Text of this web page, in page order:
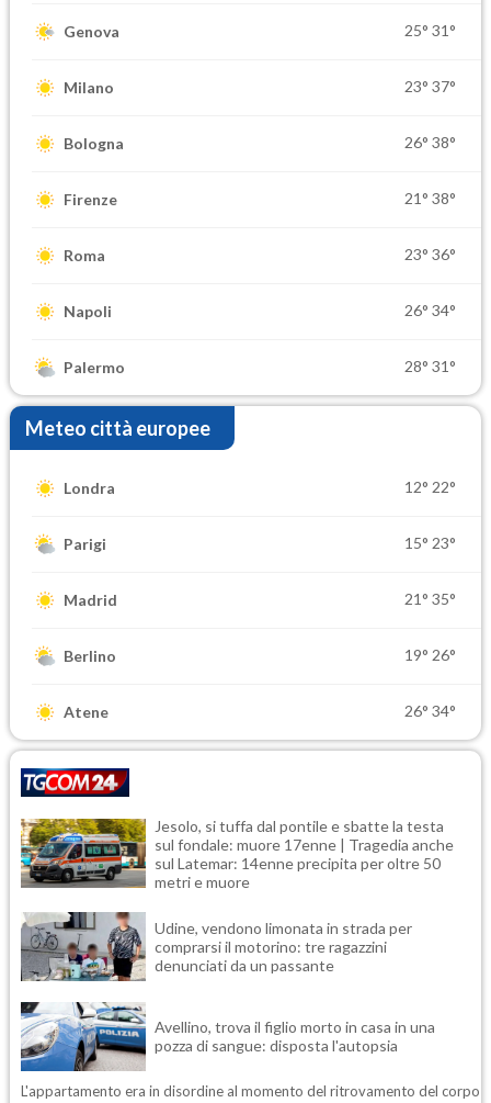
Genova 25° 31°
Milano 23° 37°
Bologna 26° 38°
Firenze 21° 38°
Roma 23° 36°
Napoli 26° 34°
Palermo 28° 31°
Meteo città europee
Londra 12° 22°
Parigi 15° 23°
Madrid 21° 35°
Berlino 19° 26°
Atene 26° 34°
Jesolo, si tuffa dal pontile e sbatte la testa
sul fondale: muore 17enne | Tragedia anche
sul Latemar: 14enne precipita per oltre 50
metri e muore
Udine, vendono limonata in strada per
comprarsi il motorino: tre ragazzini
denunciati da un passante
Avellino, trova il figlio morto in casa in una
pozza di sangue: disposta l'autopsia
L'appartamento era in disordine al momento del ritrovamento del corpo